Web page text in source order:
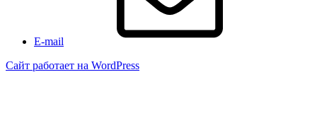
E-mail
Сайт работает на WordPress